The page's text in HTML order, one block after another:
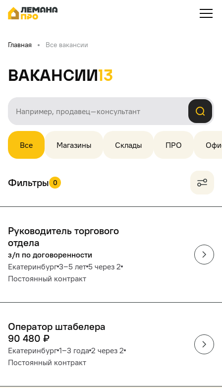
Главная Все вакансии
Вакансии13
Все Магазины Склады ПРО
Фильтры 0
Руководитель торгового
отдела
з/п по договоренности
Екатеринбург 3‒5 лет 5 через 2
Постоянный контракт
Оператор штабелера
90 480 ₽
Екатеринбург 1‒3 года 2 через 2
Постоянный контракт